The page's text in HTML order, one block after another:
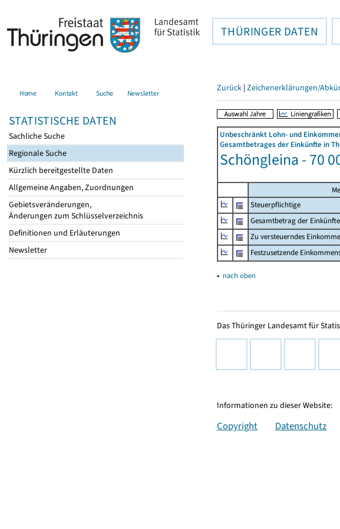
THÜRINGER DATEN
Home Kontakt Suche Newsletter
STATISTISCHE DATEN
Sachliche Suche
Regionale Suche
Kürzlich bereitgestellte Daten
Allgemeine Angaben, Zuordnungen
Gebietsveränderungen,
Änderungen zum Schlüsselverzeichnis
Definitionen und Erläuterungen
Newsletter
Zurück | Zeichenerklärungen/
Unbeschränkt Lohn- und
Gesamtbetrages der Einkünfte in
Schöngleina - 70
Steuerpflichtige
Gesamtbetrag der Einkünfte
Zu versteuerndes
Festzusetzende
▴ nach oben
Das Thüringer Landesamt für
Informationen zu dieser Website:
Copyright Datenschutz